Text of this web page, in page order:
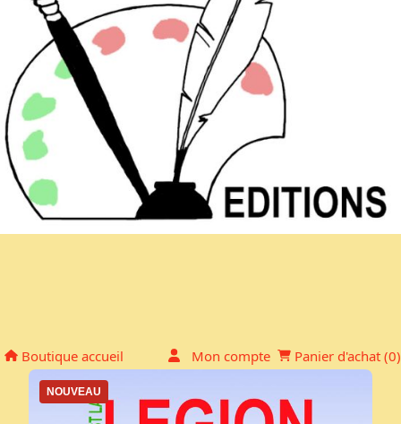
Boutique accueil Mon compte Panier d'achat (0)
NOUVEAU